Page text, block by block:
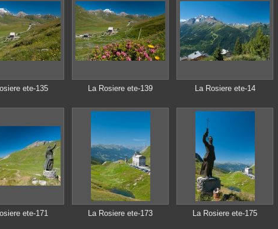
ete-135 La Rosiere ete-139 La Rosiere ete-14
ete-171 La Rosiere ete-173 La Rosiere ete-175